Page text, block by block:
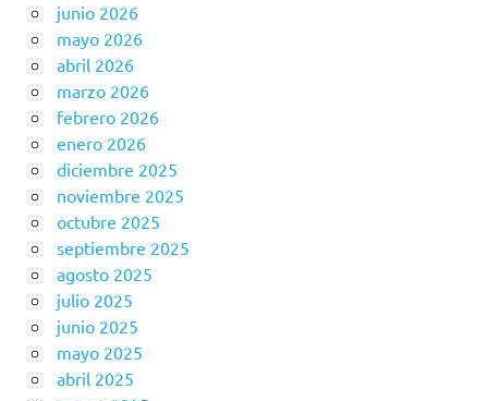
junio 2026
mayo 2026
abril 2026
marzo 2026
febrero 2026
enero 2026
diciembre 2025
noviembre 2025
octubre 2025
septiembre 2025
agosto 2025
julio 2025
junio 2025
mayo 2025
abril 2025